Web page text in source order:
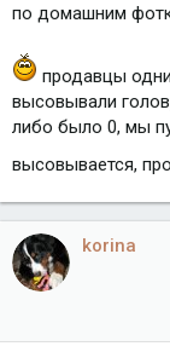
по домашним
продавцы
высовывали
либо было 0, мы
высовывается,
korina